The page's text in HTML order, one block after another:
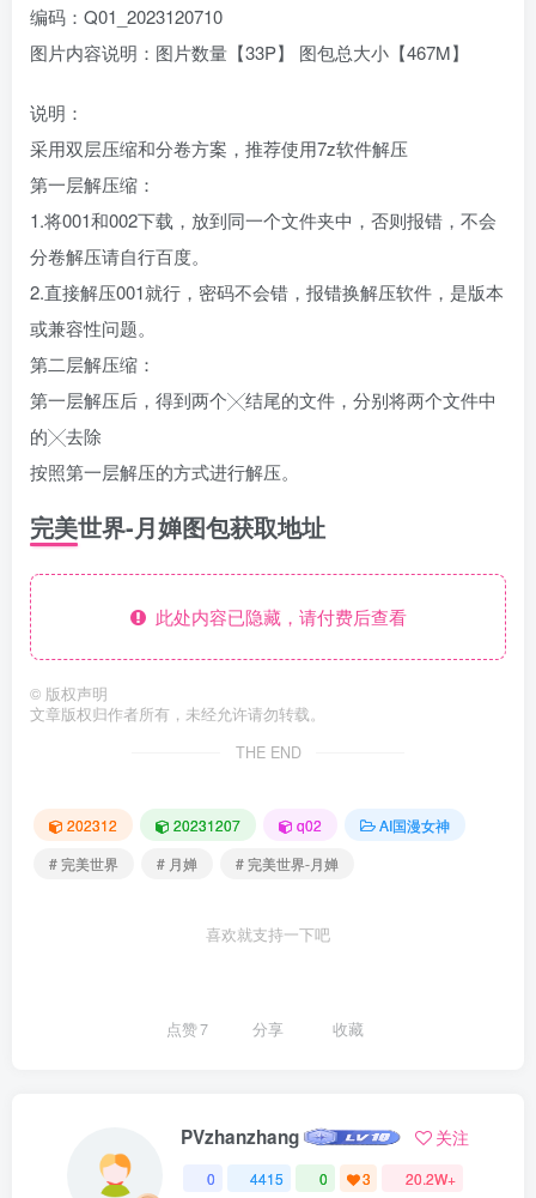
编码：Q01_2023120710
图片内容说明：图片数量【33P】 图包总大小【467M】
说明：
采用双层压缩和分卷方案，推荐使用7z软件解压
第一层解压缩：
1.将001和002下载，放到同一个文件夹中，否则报错，不会
分卷解压请自行百度。
2.直接解压001就行，密码不会错，报错换解压软件，是版本
或兼容性问题。
第二层解压缩：
第一层解压后，得到两个╳结尾的文件，分别将两个文件中
的╳去除
按照第一层解压的方式进行解压。
完美世界-月婵图包获取地址
此处内容已隐藏，请付费后查看
© 版权声明
文章版权归作者所有，未经允许请勿转载。
THE END
202312 20231207 q02
AI国漫女神
# 完美世界
# 月婵 # 完美世界-月婵
喜欢就支持一下吧
点赞7 分享 收藏
PVzhanzhang 关注
0 4415 0 3 20.2W+